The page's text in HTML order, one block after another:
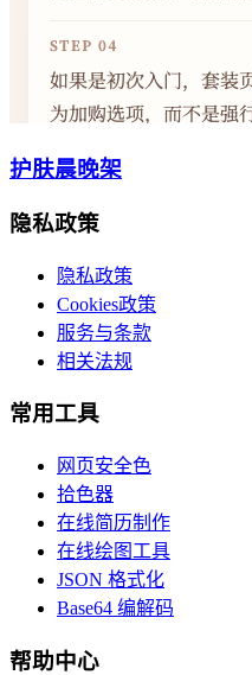
护肤晨晚架
隐私政策
隐私政策
Cookies政策
服务与条款
相关法规
常用工具
网页安全色
拾色器
在线简历制作
在线绘图工具
JSON 格式化
Base64 编解码
帮助中心